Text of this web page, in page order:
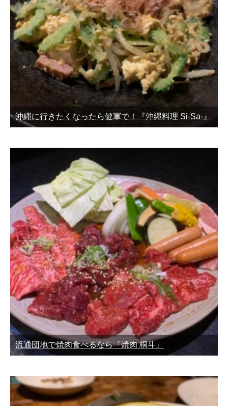
沖縄に行きたくなったら健軍で！『沖縄料理 Si-Sa-』
流通団地で焼肉食べるなら『焼肉 桐斗』